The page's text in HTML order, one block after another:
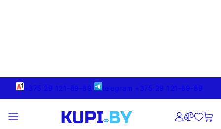
+375 29 121-89-89 telegram +375 29 121-89-89